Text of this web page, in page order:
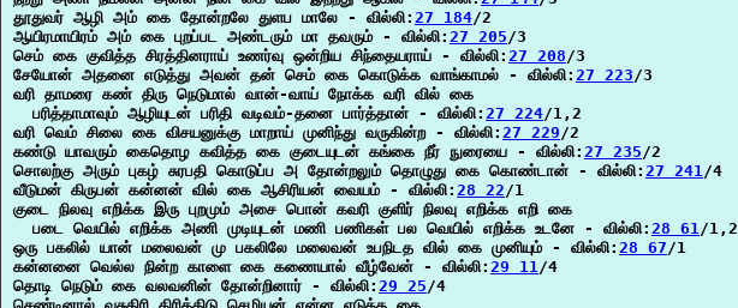
தூதுவர் ஆழி அம் கை தோன்றலே துளப மாலே - வில்லி: 27 184/2
ஆயிரமாயிரம் அம் கை புறப்பட அண்டரும் மா தவரும் - வில்லி: 27 205/3
செம் கை குவித்த சிரத்தினராய் உணர்வு ஒன்றிய சிந்தையராய் - வில்லி: 27 208/3
சேயோன் அதனை எடுத்து அவன் தன் செம் கை கொடுக்க வாங்காமல் - வில்லி: 27 223/3
வரி தாமரை கண் திரு நெடுமால் வான்-வாய் நோக்க வரி வில் கை
  பரித்தாமாவும் ஆழியுடன் பரிதி வடிவம்-தனை பார்த்தான் - வில்லி:
27 224/1,2
வரி வெம் சிலை கை விசயனுக்கு மாறாய் முனிந்து வருகின்ற - வில்லி: 27 229/2
கண்டு யாவரும் கைதொழ கவித்த கை குடையுடன் கங்கை நீர் நுரையை - வில்லி: 27 235/2
சொலற்கு அரும் புகழ் சுரபதி கொடுப்ப அ தோன்றலும் தொழுது கை கொண்டான் - வில்லி: 27 241/4
வீடுமன் கிருபன் கன்னன் வில் கை ஆசிரியன் வையம் - வில்லி: 28 22/1
குடை நிலவு எறிக்க இரு புறமும் அசை பொன் கவரி குளிர் நிலவு எறிக்க எறி கை
  படை வெயில் எறிக்க அணி முடியுடன் மணி பணிகள் பல வெயில் எறிக்க உடனே - வில்லி:
28 61/1,2
ஒரு பகலில் யான் மலைவன் மு பகலிலே மலைவன் உபநிடத வில் கை முனியும் - வில்லி: 28 67/1
கன்னனை வெல்ல நின்ற காளை கை கணையால் வீழ்வேன் - வில்லி: 29 11/4
தொடி நெடும் கை வலவனின் தோன்றினார் - வில்லி: 29 25/4